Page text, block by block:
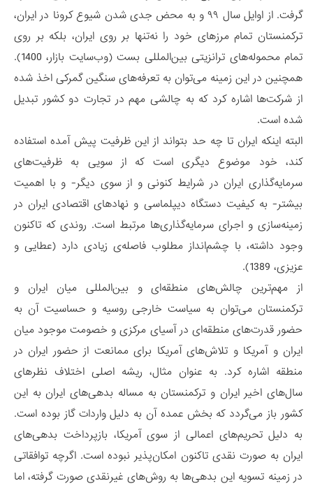
گرفت. از اوایل سال ۹۹ و به محض جدی‌ شدن شیوع کرونا در ایران،
ترکمنستان تمام مرزهای خود را نه‌تنها بر روی ایران، بلکه بر روی
تمام محموله‌های ترانزیتی بین‌المللی بست (وب‌سایت بازار، 1400).
همچنین در این زمینه می‌توان به تعرفه‌های سنگین گمرکی اخذ شده
از شرکت‌ها اشاره کرد که به چالشی مهم در تجارت دو کشور تبدیل
شده است.
البته اینکه ایران تا چه حد بتواند از این ظرفیت پیش آمده استفاده
کند، خود موضوع دیگری است که از سویی به ظرفیت‌های
سرمایه‌گذاری ایران در شرایط کنونی و از سوی دیگر- و با اهمیت
بیشتر- به کیفیت دستگاه دیپلماسی و نهادهای اقتصادی ایران در
زمینه‌سازی و اجرای سرمایه‌گذاری‌ها مرتبط است. روندی که تاکنون
وجود داشته، با چشم‌انداز مطلوب فاصله‌ی زیادی دارد (عطایی و
عزیزی، 1389).
از مهم‌ترین چالش‌های منطقه‌ای و بین‌المللی میان ایران و
ترکمنستان می‌توان به سیاست‌ خارجی روسیه و حساسیت آن به
حضور قدرت‌های منطقه‌ای در آسیای مرکزی و خصومت موجود میان
ایران و آمریکا و تلاش‌های آمریکا برای ممانعت از حضور ایران در
منطقه اشاره کرد. به عنوان مثال، ریشه اصلی اختلاف نظرهای
سال‌های اخیر ایران و ترکمنستان به مساله بدهی‌های ایران به این
کشور باز می‌گردد که بخش عمده آن به دلیل واردات گاز بوده است.
به دلیل تحریم‌های اعمالی از سوی آمریکا، بازپرداخت بدهی‌های
ایران به صورت نقدی تاکنون امکان‌پذیر نبوده است. اگرچه توافقاتی
در زمینه تسویه این بدهی‌ها به روش‌های غیرنقدی صورت گرفته، اما